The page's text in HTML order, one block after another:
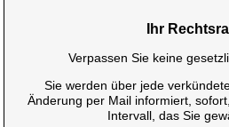
Ihr
Verpassen Sie keine
Sie werden über jede
Änderung per Mail informiert,
Intervall, das Sie